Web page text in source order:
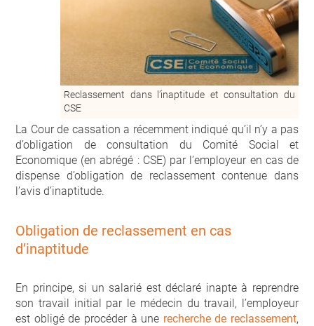
Reclassement dans l’inaptitude et consultation du
CSE
La Cour de cassation a récemment indiqué qu’il n’y a pas
d’obligation de consultation du Comité Social et
Economique (en abrégé : CSE) par l’employeur en cas de
dispense d’obligation de reclassement contenue dans
l’avis d’inaptitude.
Obligation de reclassement en cas
d’inaptitude
En principe, si un salarié est déclaré inapte à reprendre
son travail initial par le médecin du travail, l’employeur
est obligé de procéder à une recherche de reclassement,